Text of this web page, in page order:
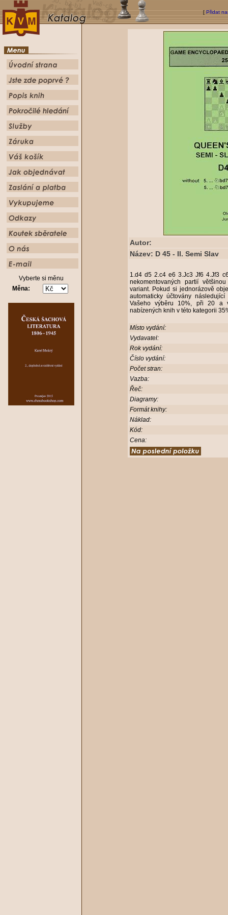
[ Přidat
Vyberte si měnu
Měna:
Autor:
Název: D 45 - II. Semi Slav
1.d4 d5 2.c4 e6 3.Jc3 Jf6 4.Jf3
nekomentovaných partií
variant. Pokud si jednorázově
automaticky účtovány
Vašeho výběru 10%, při 20 a
nabízených knih v této kategorii
Místo vydání:
Vydavatel:
Rok vydání:
Číslo vydání:
Počet stran:
Vazba:
Řeč:
Diagramy:
Formát knihy:
Náklad:
Kód:
Cena: